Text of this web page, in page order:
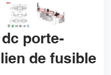
porte-
de fusible